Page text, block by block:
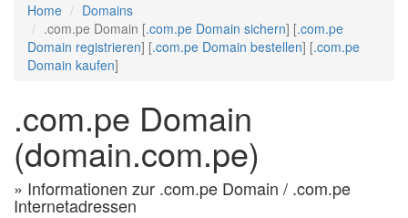
Home
Domains
.com.pe Domain [.com.pe Domain sichern] [.com.pe
Domain registrieren] [.com.pe Domain bestellen] [.com.pe
Domain kaufen]
.com.pe Domain
(domain.com.pe)
» Informationen zur .com.pe Domain / .com.pe
Internetadressen